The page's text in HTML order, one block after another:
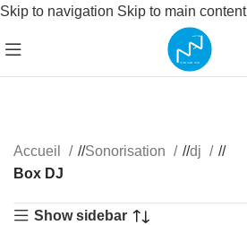
Skip to navigation Skip to main content
Accueil / Sonorisation / dj
/
Box DJ
Show sidebar